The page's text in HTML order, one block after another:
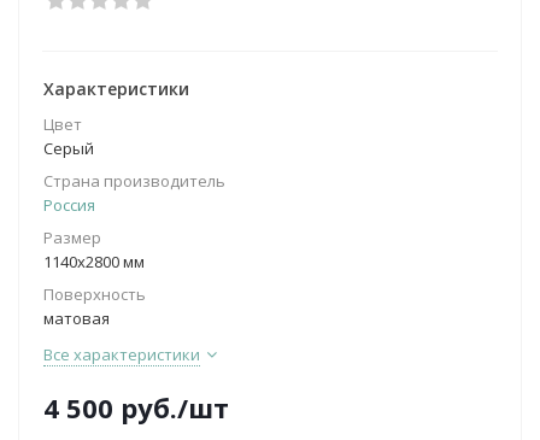
Характеристики
Цвет
Серый
Страна производитель
Россия
Размер
1140х2800 мм
Поверхность
матовая
Все характеристики
4 500 руб./шт